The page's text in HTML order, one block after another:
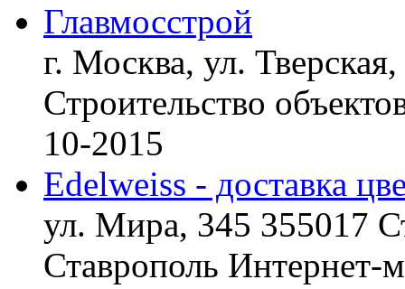
Главмосстрой
г. Москва, ул.
Строительство
10-2015
Edelweiss - доставка
ул. Мира, 345 355017
Ставрополь Интернет-